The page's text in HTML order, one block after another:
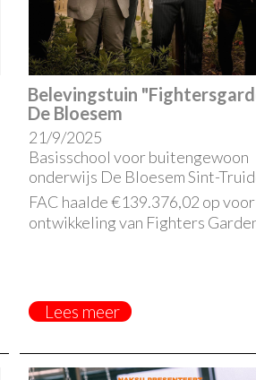
Belevingstuin
De Bloesem
21/9/2025
Basisschool voor buitengewoon
onderwijs De Bloesem Sint-
FAC haalde €139.376,02 op
ontwikkeling van Fighters
Lees meer